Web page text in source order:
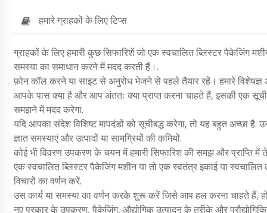
हमारे ग्राहकों के लिए टिप्स
ग्राहकों के लिए हमारी कुछ सिफारिशें जो एक स्वचालित ब्लिस्टर पैकेजिंग
समस्या का समाधान करने में मदद करती हैं।.
फ़ोन कॉल करने या साइट से अनुरोध भेजने से पहले तैयार रहें। हमारे
आपके पास क्या है और आप अंततः क्या प्राप्त करना चाहते हैं, इसकी एक
समझने में मदद करेगा.
यदि आपका संदेश विशिष्ट मापदंडों को सूचीबद्ध करेगा, तो यह बहुत अच्छा
ज्ञात समस्याएं और उत्पादों या सामग्रियों की कमियों.
कोई भी विवरण उपकरण के चयन में हमारी सिफारिश की समझ और प्राप्ति में
एक स्वचालित ब्लिस्टर पैकेजिंग मशीन या तो एक स्वतंत्र इकाई या
विचारों का वर्णन करें.
उस कार्य या समस्या का वर्णन करके शुरू करें जिसे आप हल करना चाहते हैं,
नए प्रकार के उपकरण, पैकेजिंग, औद्योगिक उत्पादन के तरीके और